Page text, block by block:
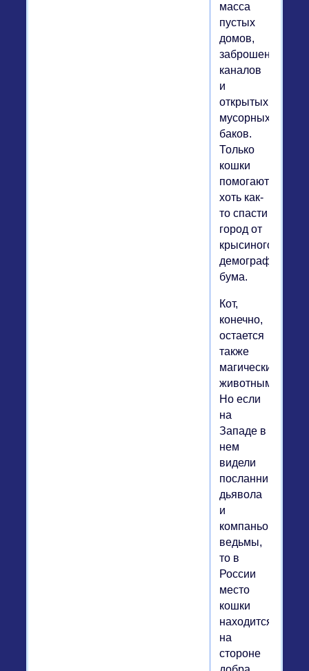
масса
пустых
домов,
заброшенных
каналов
и
открытых
мусорных
баков.
Только
кошки
помогают
хоть как-
то спасти
город от
крысиного
бума.
Кот,
конечно,
остается
также
магическим
животным.
Но если
на
Западе в
нем
видели
посланника
дьявола
и
компаньона
ведьмы,
то в
России
место
кошки
находится
на
стороне